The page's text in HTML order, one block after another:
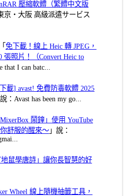
壓縮軟體（繁體中文版
京・大阪 高級派遣サービス
免下載！線上 Heic 轉 JPEG，
張照片！（Convert Heic to
that I can batc...
載] avast! 免費防毒軟體 2025
：Avast has been my go...
MixerBox 鬧鐘」使用 YouTube
舒服的醒來～ 」說：
地鼠學唐詩」讓你長智慧的好
Wheel 線上隨機抽籤工具，